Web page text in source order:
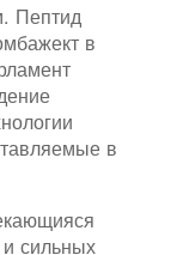
Пептид
в
в
сильных